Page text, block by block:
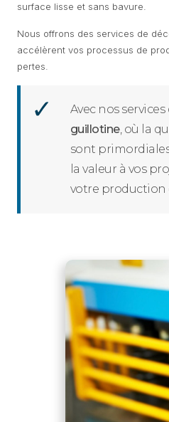
surface lisse et sans bavure.
Nous offrons des services de
accélèrent vos processus de
pertes.
Avec nos services
guillotine, où la
sont
la valeur à vos
votre production